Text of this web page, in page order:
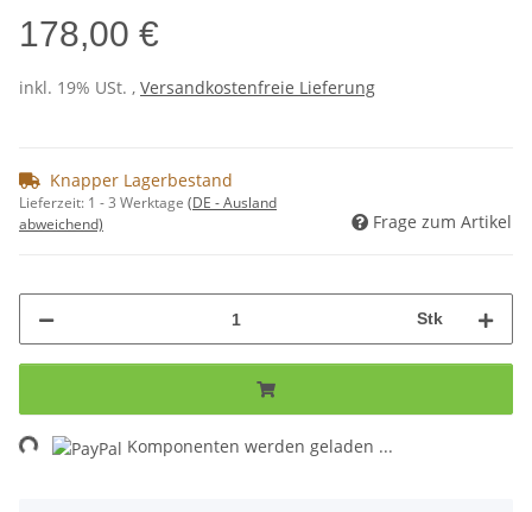
178,00 €
inkl. 19% USt. , Versandkostenfreie Lieferung
Knapper Lagerbestand
Lieferzeit: 1 - 3 Werktage (DE - Ausland
abweichend)
Frage zum Artikel
Stk
Loading... Komponenten werden geladen ...